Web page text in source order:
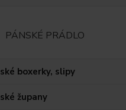
PÁNSKÉ PRÁDLO
boxerky, slipy
župany